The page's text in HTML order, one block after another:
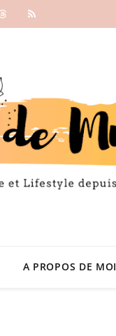
ThreadsRSS
A PROPOS DE MOI